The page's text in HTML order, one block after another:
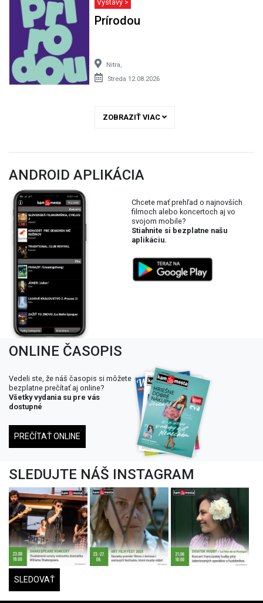
Výstavy >
Prírodou
Nitra,
Streda 12.08.2026
ZOBRAZIŤ VIAC
ANDROID APLIKÁCIA
Chcete mať prehľad o najnovších
filmoch alebo koncertoch aj vo
svojom mobile?
Stiahnite si bezplatne našu
aplikáciu.
ONLINE ČASOPIS
Vedeli ste, že náš časopis si môžete
bezplatne prečítať aj online?
Všetky vydania su pre vás
dostupné
PREČÍTAŤ ONLINE
SLEDUJTE NÁŠ INSTAGRAM
SLEDOVAŤ